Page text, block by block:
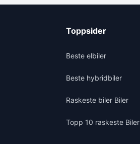
Toppsider
Beste elbiler
Beste hybridbiler
Raskeste biler Biler
Topp 10 raskeste Biler